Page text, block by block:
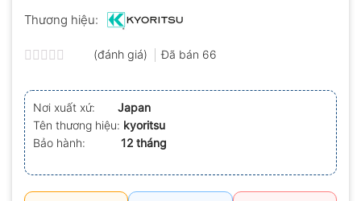
Thương hiệu:
xếp
hạng
0.0
5
sao
(đánh giá) Đã bán 66
Nơi xuất xứ: Japan
Tên thương hiệu: kyoritsu
Bảo hành: 12 tháng